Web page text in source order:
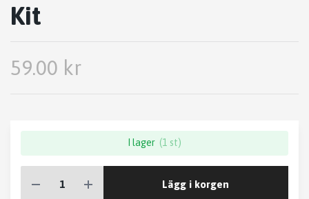
Kit
59.00 kr
I lager (1 st)
Lägg i korgen